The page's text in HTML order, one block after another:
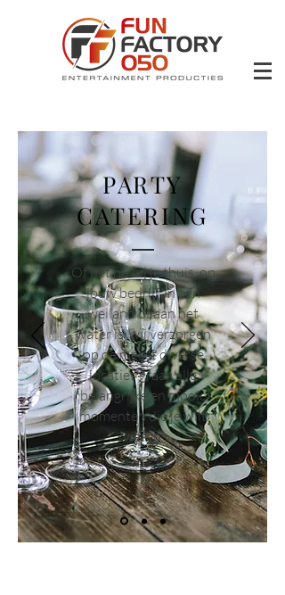
PARTY
CATERING
Of het nu bij je thuis, op
jouw bedrijf, in een
weiland of aan het
water is, wij verzorgen
op de meest diverse
locaties graag alle
belangrijke en mooie
momenten die je wilt
vieren.